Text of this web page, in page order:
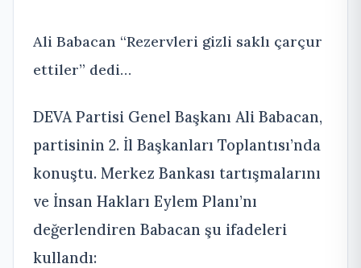
Ali Babacan “Rezervleri gizli saklı çarçur
ettiler” dedi…
DEVA Partisi Genel Başkanı Ali Babacan,
partisinin 2. İl Başkanları Toplantısı’nda
konuştu. Merkez Bankası tartışmalarını
ve İnsan Hakları Eylem Planı’nı
değerlendiren Babacan şu ifadeleri
kullandı: